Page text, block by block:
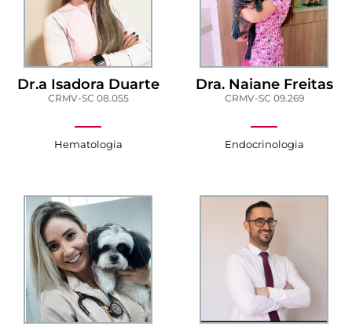
Dr.a Isadora Duarte
CRMV-SC 08.055
Hematologia
Dra. Naiane Freitas
CRMV-SC 09.269
Endocrinologia